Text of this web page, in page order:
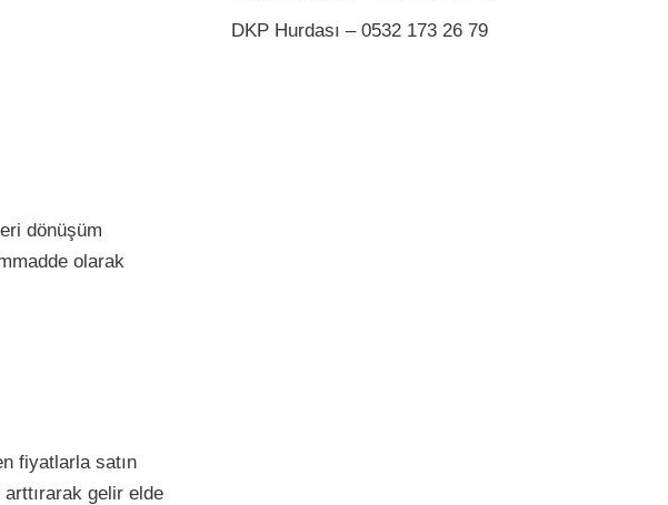
dönüşüm
olarak
fiyatlarla satın
arttırarak gelir elde
DKP Hurdası – 0532 173 26 79